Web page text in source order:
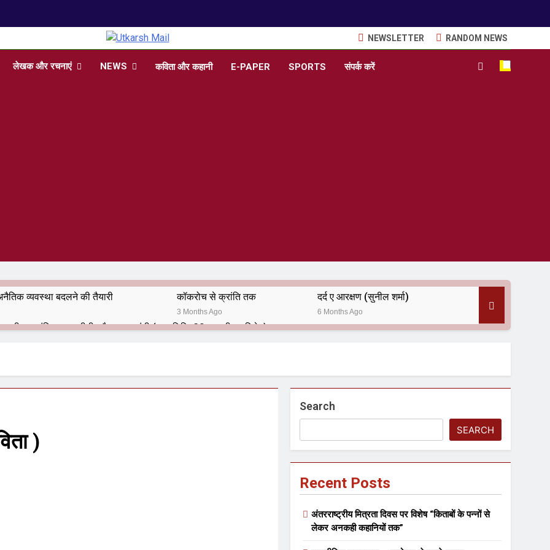
Mail
NEWSLETTER RANDOM NEWS
लेखक और रचनाएं NEWS कविता और कहानी E-PAPER SPORTS संपर्क करें
व्यवस्था बदलने की तैयारी कॉकरोच से क्रांति तक
3 Months Ago
दर्द ए आरक्षण (सुनील शर्मा)
6 Months Ago
भारतीय राजनीति में आज भी प्रासांगिक एव अद्वीतीय है महात्मा गांधी (पुण्य तिथि-30 जनवरी पर विशेष)
बंदा सिंह बहादुर की स्मृति में स्मारक निर्माण की दिशा में बढ़ते कदम
9 आतंकी ठिकानों पर भारत ने की एयर स्ट्राइक (ऑपरेशन सिन्दूर)
)
Search
SEARCH
Recent Posts
अंतरराष्ट्रीय मित्रता दिवस पर विशेष “किताबों के पन्नों से
लेकर अनकही कहानियों तक”